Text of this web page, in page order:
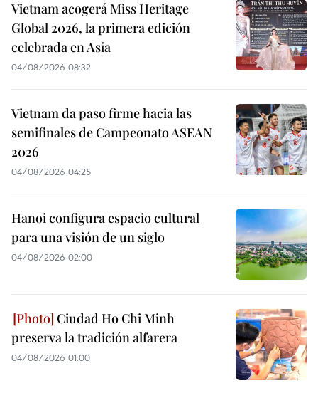
Vietnam acogerá Miss Heritage
Global 2026, la primera edición
celebrada en Asia
04/08/2026 08:32
Vietnam da paso firme hacia las
semifinales de Campeonato ASEAN
2026
04/08/2026 04:25
Hanoi configura espacio cultural
para una visión de un siglo
04/08/2026 02:00
Ciudad Ho Chi Minh
preserva la tradición alfarera
04/08/2026 01:00